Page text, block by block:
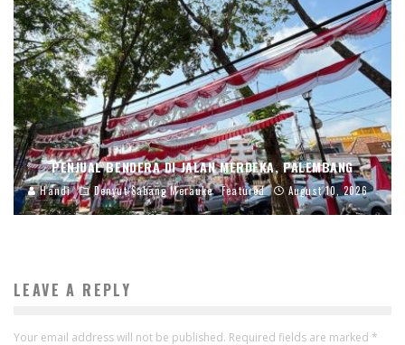
PENJUAL BENDERA DI JALAN MERDEKA, PALEMBANG
Handi Denyut Sabang Merauke Featured August 10, 2026
LEAVE A REPLY
Your email address will not be published. Required fields are marked *